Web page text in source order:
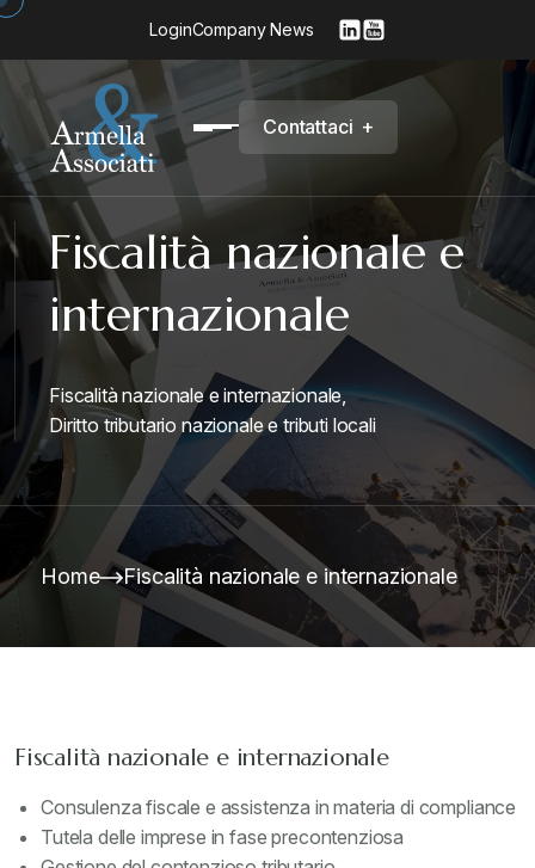
LoginCompany News
Contattaci +
Fiscalità nazionale e
internazionale
Fiscalità nazionale e internazionale,
Diritto tributario nazionale e tributi locali
Home Fiscalità nazionale e internazionale
Fiscalità nazionale e internazionale
Consulenza fiscale e assistenza in materia di compliance
Tutela delle imprese in fase precontenziosa